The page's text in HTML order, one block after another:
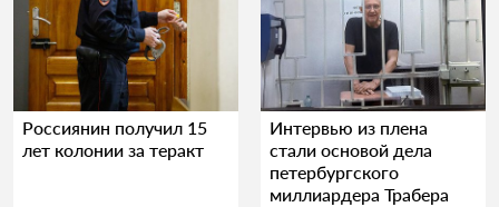
Россиянин получил 15
лет колонии за теракт
Интервью из плена
стали основой дела
петербургского
миллиардера Трабера